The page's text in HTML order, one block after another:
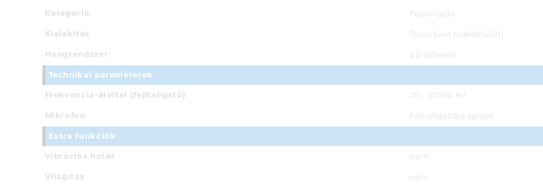
Kategória Fejhallgató
Kialakítás Teljes fület befedő (Zárt)
Hangrendszer 2.0 (sztereo)
Technikai paraméterek
Frekvencia-átvitel (fejhallgató) 20 – 20000 Hz
Mikrofon Fejhallgatóba épített
Extra funkciók
Vibrációs hatás nem
Világítás nem